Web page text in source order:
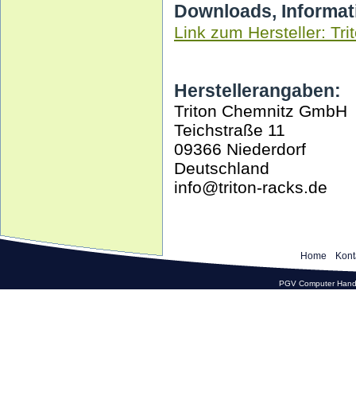
Downloads,
Link zum Hersteller:
Herstellerangaben:
Triton Chemnitz GmbH
Teichstraße 11
09366 Niederdorf
Deutschland
info@triton-racks.de
Home
PGV Computer